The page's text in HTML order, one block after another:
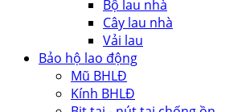
Bộ lau nhà
Cây lau nhà
Vải lau
Bảo hộ lao động
Mũ BHLĐ
Kính BHLĐ